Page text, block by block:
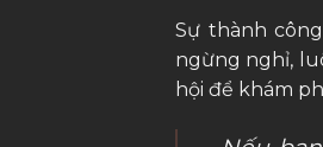
Sự thành
ngừng nghỉ,
hội để khám